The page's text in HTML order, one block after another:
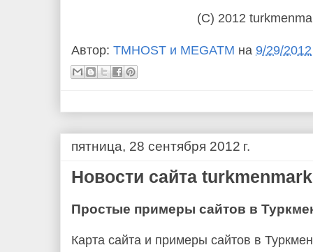
(C) 2012
Автор: TMHOST и MEGATM на 9/29/2012
пятница, 28 сентября 2012 г.
Новости сайта
Простые примеры сайтов в
Карта сайта и примеры сайтов в